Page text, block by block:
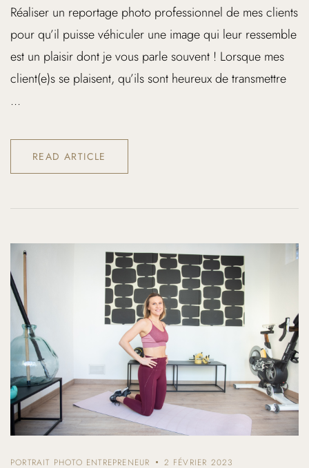
Réaliser un reportage photo professionnel de mes clients
pour qu’il puisse véhiculer une image qui leur ressemble
est un plaisir dont je vous parle souvent ! Lorsque mes
client(e)s se plaisent, qu’ils sont heureux de transmettre
...
READ ARTICLE
PORTRAIT PHOTO ENTREPRENEUR 2 FÉVRIER 2023